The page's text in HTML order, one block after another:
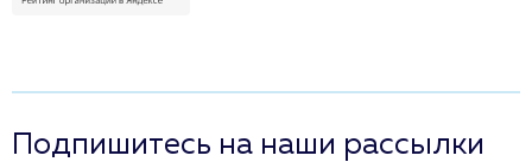
Подпишитесь на наши рассылки